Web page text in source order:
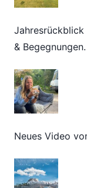
& Begegnungen.
Neues Video